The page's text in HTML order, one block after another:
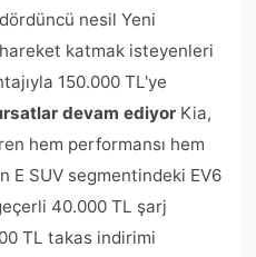
nesil Yeni
katmak isteyenleri
150.000 TL'ye
devam ediyor Kia,
hem performansı hem
E SUV segmentindeki EV6
40.000 TL şarj
TL takas indirimi